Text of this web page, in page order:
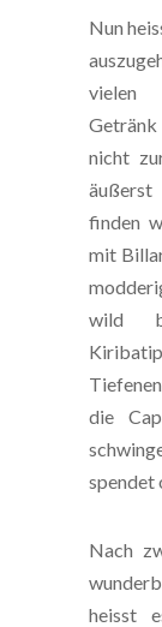
Nun
vielen
nicht
finden
mit
wild
die
spendet
Nach
heisst